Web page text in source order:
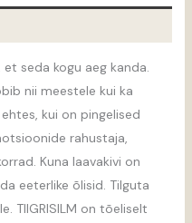
seda kogu aeg kanda.
nii meestele kui ka
kui on pingelised
rahustaja,
Kuna laavakivi on
eeterlike õlisid. Tilguta
TIIGRISILM on tõeliselt